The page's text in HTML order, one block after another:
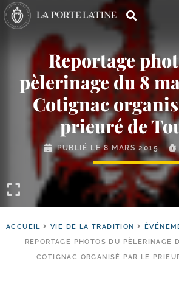
Reportage
pèlerinage du 8
Cotignac
prieuré de
PUBLIÉ LE8 MARS 2015
ACCUEIL VIE DE LA TRADITION
REPORTAGE PHOTOS DU PÈLERINAGE
COTIGNAC ORGANISÉ PAR LE